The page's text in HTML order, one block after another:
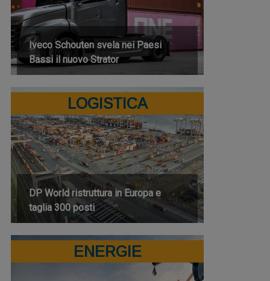
Iveco Schouten svela nei Paesi
Bassi il nuovo Strator
LOGISTICA
DP World ristruttura in Europa e
taglia 300 posti
ENERGIE